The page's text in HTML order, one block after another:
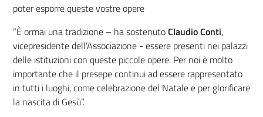
poter esporre queste vostre opere
“È ormai una tradizione – ha sostenutoClaudio Conti,
vicepresidente dell’Associazione - essere presenti nei palazzi
delle istituzioni con queste piccole opere. Per noi è molto
importante che il presepe continui ad essere rappresentato
in tutti i luoghi, come celebrazione del Natale e per glorificare
la nascita di Gesù”.